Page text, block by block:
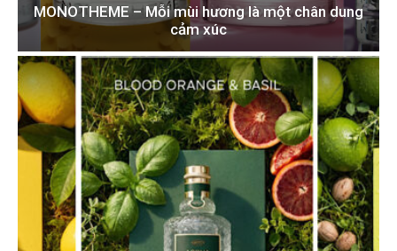
MONOTHEME – Mỗi mùi hương là một chân dung
cảm xúc